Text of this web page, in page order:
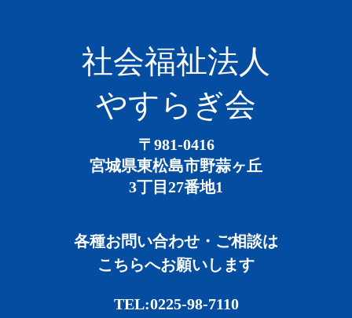
社会福祉法人
やすらぎ会
〒981-0416
宮城県東松島市野蒜ヶ丘
3丁目27番地1
各種お問い合わせ・ご相談は
こちらへお願いします
TEL:0225-98-7110